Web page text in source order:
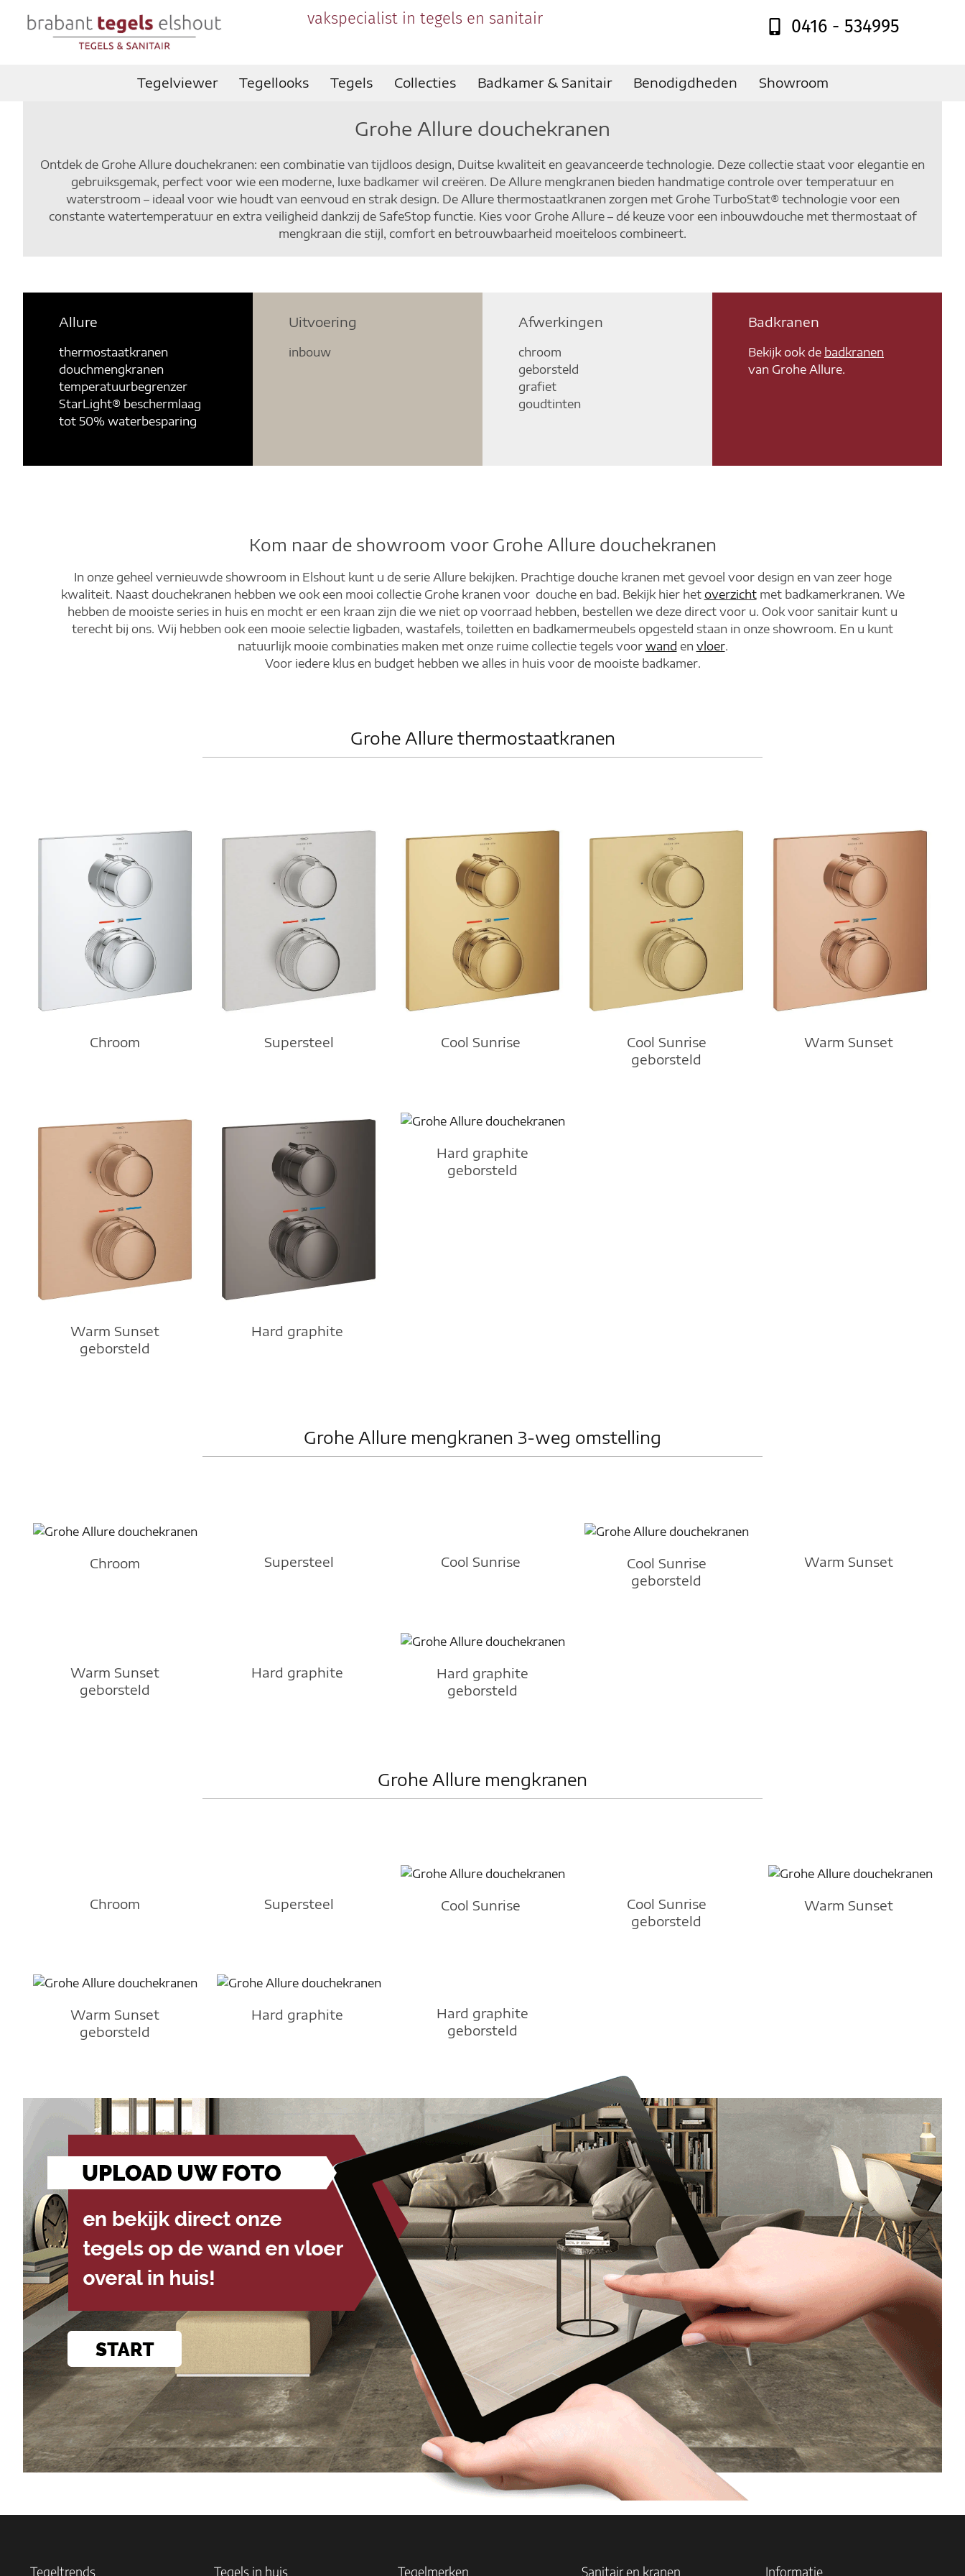
vakspecialist in tegels en sanitair 0416 - 534995
Tegelviewer Tegellooks Tegels Collecties Badkamer & Sanitair Benodigdheden Showroom
Grohe Allure douchekranen
Ontdek de Grohe Allure douchekranen: een combinatie van tijdloos design, Duitse kwaliteit en geavanceerde technologie. Deze collectie staat voor elegantie en
gebruiksgemak, perfect voor wie een moderne, luxe badkamer wil creëren. De Allure mengkranen bieden handmatige controle over temperatuur en
waterstroom – ideaal voor wie houdt van eenvoud en strak design. De Allure thermostaatkranen zorgen met Grohe TurboStat® technologie voor een
constante watertemperatuur en extra veiligheid dankzij de SafeStop functie. Kies voor Grohe Allure – dé keuze voor een inbouwdouche met thermostaat of
mengkraan die stijl, comfort en betrouwbaarheid moeiteloos combineert.
Allure
thermostaatkranen
douchmengkranen
temperatuurbegrenzer
StarLight® beschermlaag
tot 50% waterbesparing
Uitvoering
inbouw
Afwerkingen
chroom
geborsteld
grafiet
goudtinten
Badkranen
Bekijk ook de badkranen
van Grohe Allure.
Kom naar de showroom voor Grohe Allure douchekranen
In onze geheel vernieuwde showroom in Elshout kunt u de serie Allure bekijken. Prachtige douche kranen met gevoel voor design en van zeer hoge
kwaliteit. Naast douchekranen hebben we ook een mooi collectie Grohe kranen voor douche en bad. Bekijk hier het overzichtmet badkamerkranen. We
hebben de mooiste series in huis en mocht er een kraan zijn die we niet op voorraad hebben, bestellen we deze direct voor u. Ook voor sanitair kunt u
terecht bij ons. Wij hebben ook een mooie selectie ligbaden, wastafels, toiletten en badkamermeubels opgesteld staan in onze showroom. En u kunt
natuurlijk mooie combinaties maken met onze ruime collectie tegels voor wand en vloer.
Voor iedere klus en budget hebben we alles in huis voor de mooiste badkamer.
Grohe Allure thermostaatkranen
Chroom Supersteel Cool Sunrise
Cool Sunrise
geborsteld
Warm Sunset
Warm Sunset
geborsteld
Hard graphite
Hard graphite
geborsteld
Grohe Allure mengkranen 3-weg omstelling
Chroom Supersteel Cool Sunrise
Cool Sunrise
geborsteld
Warm Sunset
Warm Sunset
geborsteld
Hard graphite
Hard graphite
geborsteld
Grohe Allure mengkranen
Chroom Supersteel Cool Sunrise
Cool Sunrise
geborsteld
Warm Sunset
Warm Sunset
geborsteld
Hard graphite
Hard graphite
geborsteld
Tegeltrends Tegels in huis Tegelmerken Sanitair en kranen Informatie